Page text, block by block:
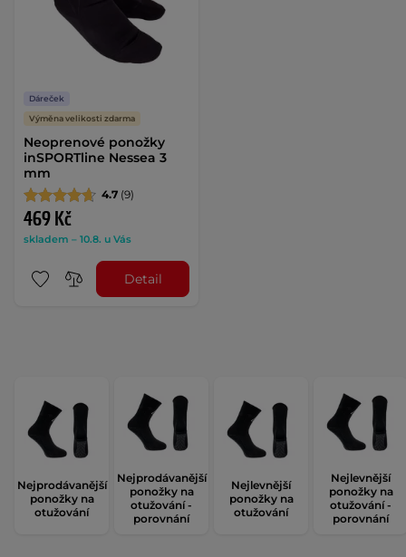
Dáreček
Výměna velikosti zdarma
Neoprenové ponožky
inSPORTline Nessea 3
mm
4.7 (9)
469 Kč
skladem – 10.8. u Vás
Detail
Nejprodávanější
ponožky na
otužování
Nejprodávanější
ponožky na
otužování -
porovnání
Nejlevnější
ponožky na
otužování
Nejlevnější
ponožky na
otužování -
porovnání